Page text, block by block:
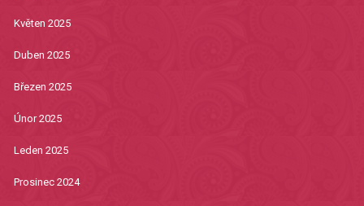
Květen 2025
Duben 2025
Březen 2025
Únor 2025
Leden 2025
Prosinec 2024